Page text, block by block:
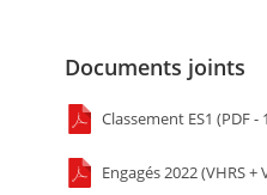
Documents joints
Classement ES1 (PDF -
Engagés 2022 (VHRS +